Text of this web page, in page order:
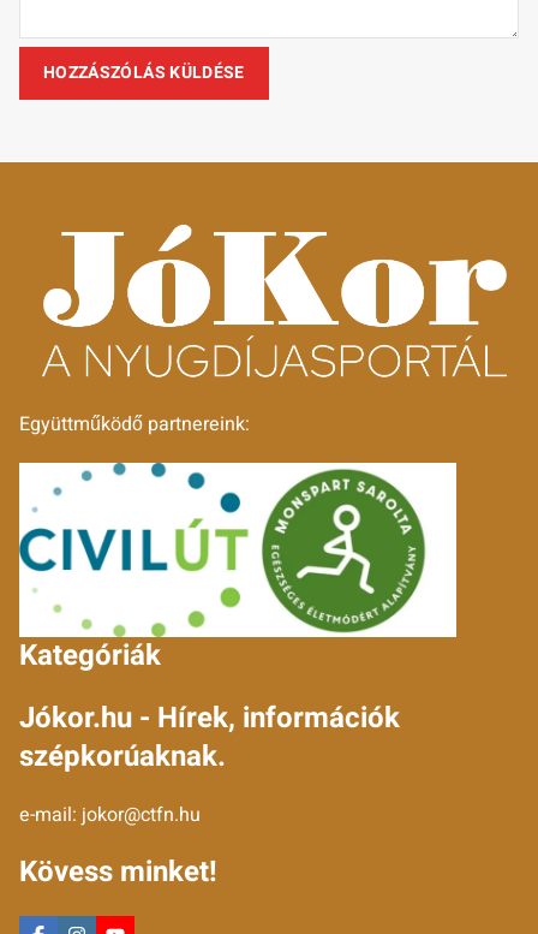
Együttműködő partnereink:
Kategóriák
Jókor.hu - Hírek, információk
szépkorúaknak.
e-mail: jokor@ctfn.hu
Kövess minket!